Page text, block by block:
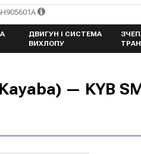
ДВИГУН І СИСТЕМА
ВИХЛОПУ
— KYB